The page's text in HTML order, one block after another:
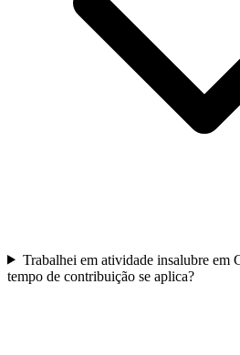
Trabalhei em atividade insalubre em
tempo de contribuição se aplica?